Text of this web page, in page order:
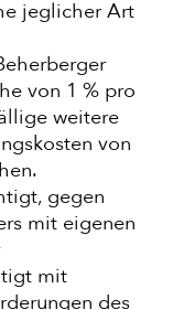
jeglicher Art
von 1 % pro
weitere
von
gegen
mit eigenen
mit
des